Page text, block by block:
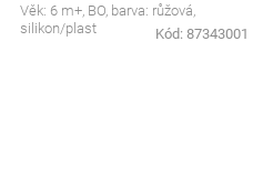
Věk: 6 m+, BO, barva: růžová,
silikon/plast
Kód: 87343001